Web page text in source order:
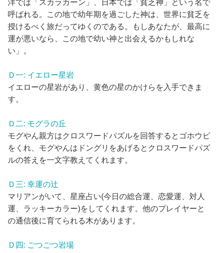
洋では「スカラカーン」、日本では「貧乏神」という名で
呼ばれる。この地で幼年期を過ごした神は、世界に貧乏を
授けるべく旅だってゆくのである。もしあなたが、最高に
運が悪いなら、この地で幼い神と出会えるかもしれな
い」。
Ｄ一: イエロー星岩
イエローの星岩があり、黄色の星のかけらを入手できま
す。
Ｄ二: モグラの丘
モグやん親方はクロスワードパズルを回答するとゴホウビ
をくれ、モグやんはドングリをあげるとクロスワードパズ
ルの答えを一文字教えてくれます。
Ｄ三: 幸運の辻
マリアンがいて、星座占い(今日の総合運、恋愛運、対人
運、ラッキーカラー)をしてくれます。他のプレイヤーと
の通信後に育てられる木があります。
Ｄ四: ごつごつ岩場